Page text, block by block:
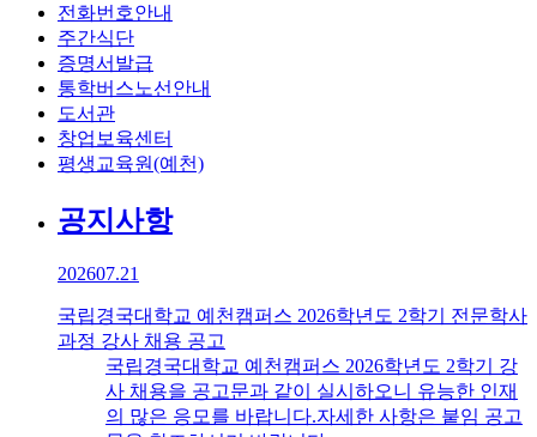
전화번호안내
주간식단
증명서발급
통학버스노선안내
도서관
창업보육센터
평생교육원(예천)
공지사항
202607.21
국립경국대학교 예천캠퍼스 2026학년도 2학기 전문학사
과정 강사 채용 공고
국립경국대학교 예천캠퍼스 2026학년도 2학기 강
사 채용을 공고문과 같이 실시하오니 유능한 인재
의 많은 응모를 바랍니다.자세한 사항은 붙임 공고